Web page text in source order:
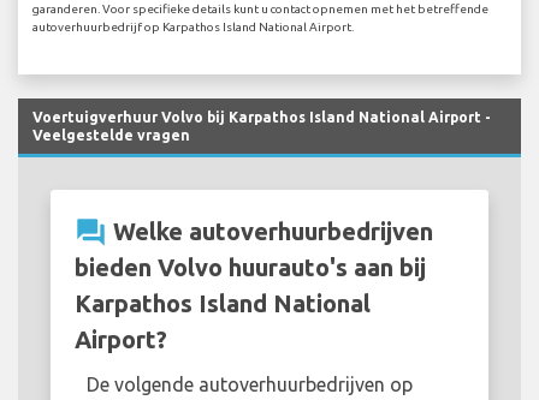
garanderen. Voor specifieke details kunt u contact opnemen met het betreffende
autoverhuurbedrijf op Karpathos Island National Airport.
Voertuigverhuur Volvo bij Karpathos Island National Airport -
Veelgestelde vragen
question_answer Welke autoverhuurbedrijven
bieden Volvo huurauto's aan bij
Karpathos Island National
Airport?
De volgende autoverhuurbedrijven op